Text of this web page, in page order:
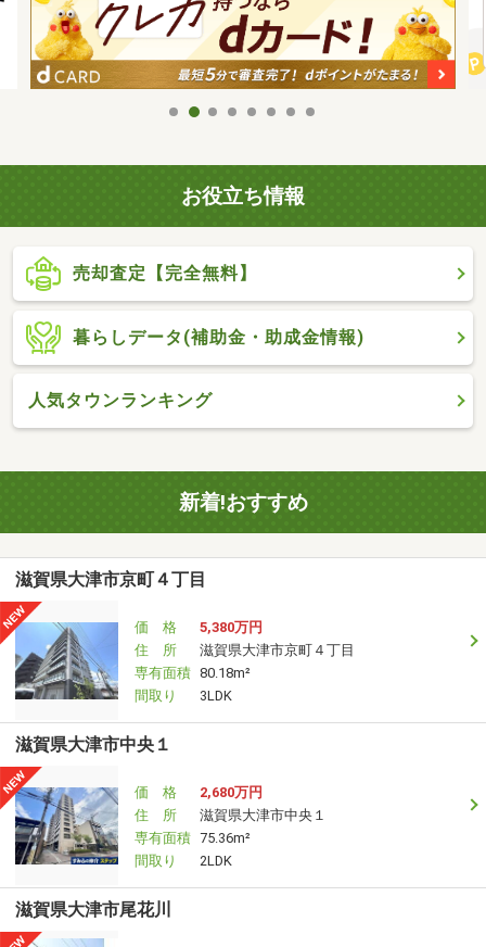
お役立ち情報
売却査定【完全無料】
暮らしデータ(補助金・助成金情報)
人気タウンランキング
新着!おすすめ
滋賀県大津市京町４丁目
価 格
5,380万円
住 所
滋賀県大津市京町４丁目
専有面積 80.18m²
間取り
3LDK
滋賀県大津市中央１
価 格
2,680万円
住 所
滋賀県大津市中央１
専有面積 75.36m²
間取り
2LDK
滋賀県大津市尾花川